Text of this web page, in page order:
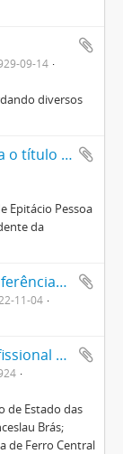
09-14
diversos
Diploma conferindo a Epitácio Pessoa o título de Patrono Augusto da Romanum Consilium Sodalicci (Sociedade Romana Para a Propagação da Cultura Latina)
Epitácio Pessoa
da
Discursos, manifestos, debates e conferências do titular e de terceiros
11-04
Documentos relativos à atuação profissional de Nilo Peçanha
de Estado das
Brás;
de Ferro Central